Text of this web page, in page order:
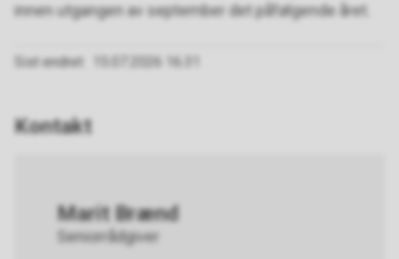
innen utgangen av september det påfølgende året.
Sist endret 15.07.2026 16.31
Kontakt
Marit Brænd
Seniorrådgiver